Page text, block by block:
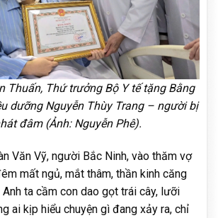
Thuấn, Thứ trưởng Bộ Y tế tặng Bằng
dưỡng Nguyễn Thùy Trang – người bị
đâm (Ảnh: Nguyễn Phê).
Văn Vỹ, người Bắc Ninh, vào thăm vợ
mất ngủ, mắt thâm, thần kinh căng
ta cầm con dao gọt trái cây, lưỡi
ai kịp hiểu chuyện gì đang xảy ra, chỉ